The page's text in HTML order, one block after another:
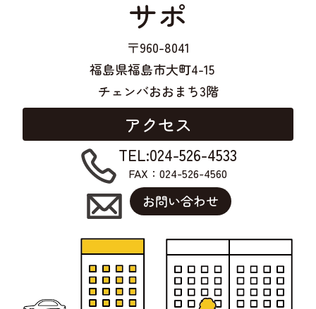
サポ
〒960-8041
福島県福島市大町4-15
チェンバおおまち3階
アクセス
TEL:024-526-4533
FAX：024-526-4560
お問い合わせ